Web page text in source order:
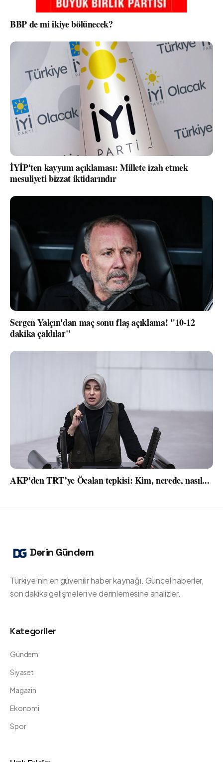
BBP de mi ikiye bölünecek?
İYİP'ten kayyum açıklaması: Millete izah etmek
mesuliyeti bizzat iktidarındır
Sergen Yalçın'dan maç sonu flaş açıklama! "10-12
dakika çaldılar"
AKP'den TRT’ye Öcalan tepkisi: Kim, nerede, nasıl...
Derin Gündem
Türkiye'nin en güvenilir haber kaynağı. Güncel haberler,
son dakika gelişmeleri ve derinlemesine analizler.
Kategoriler
Gündem
Siyaset
Magazin
Ekonomi
Spor